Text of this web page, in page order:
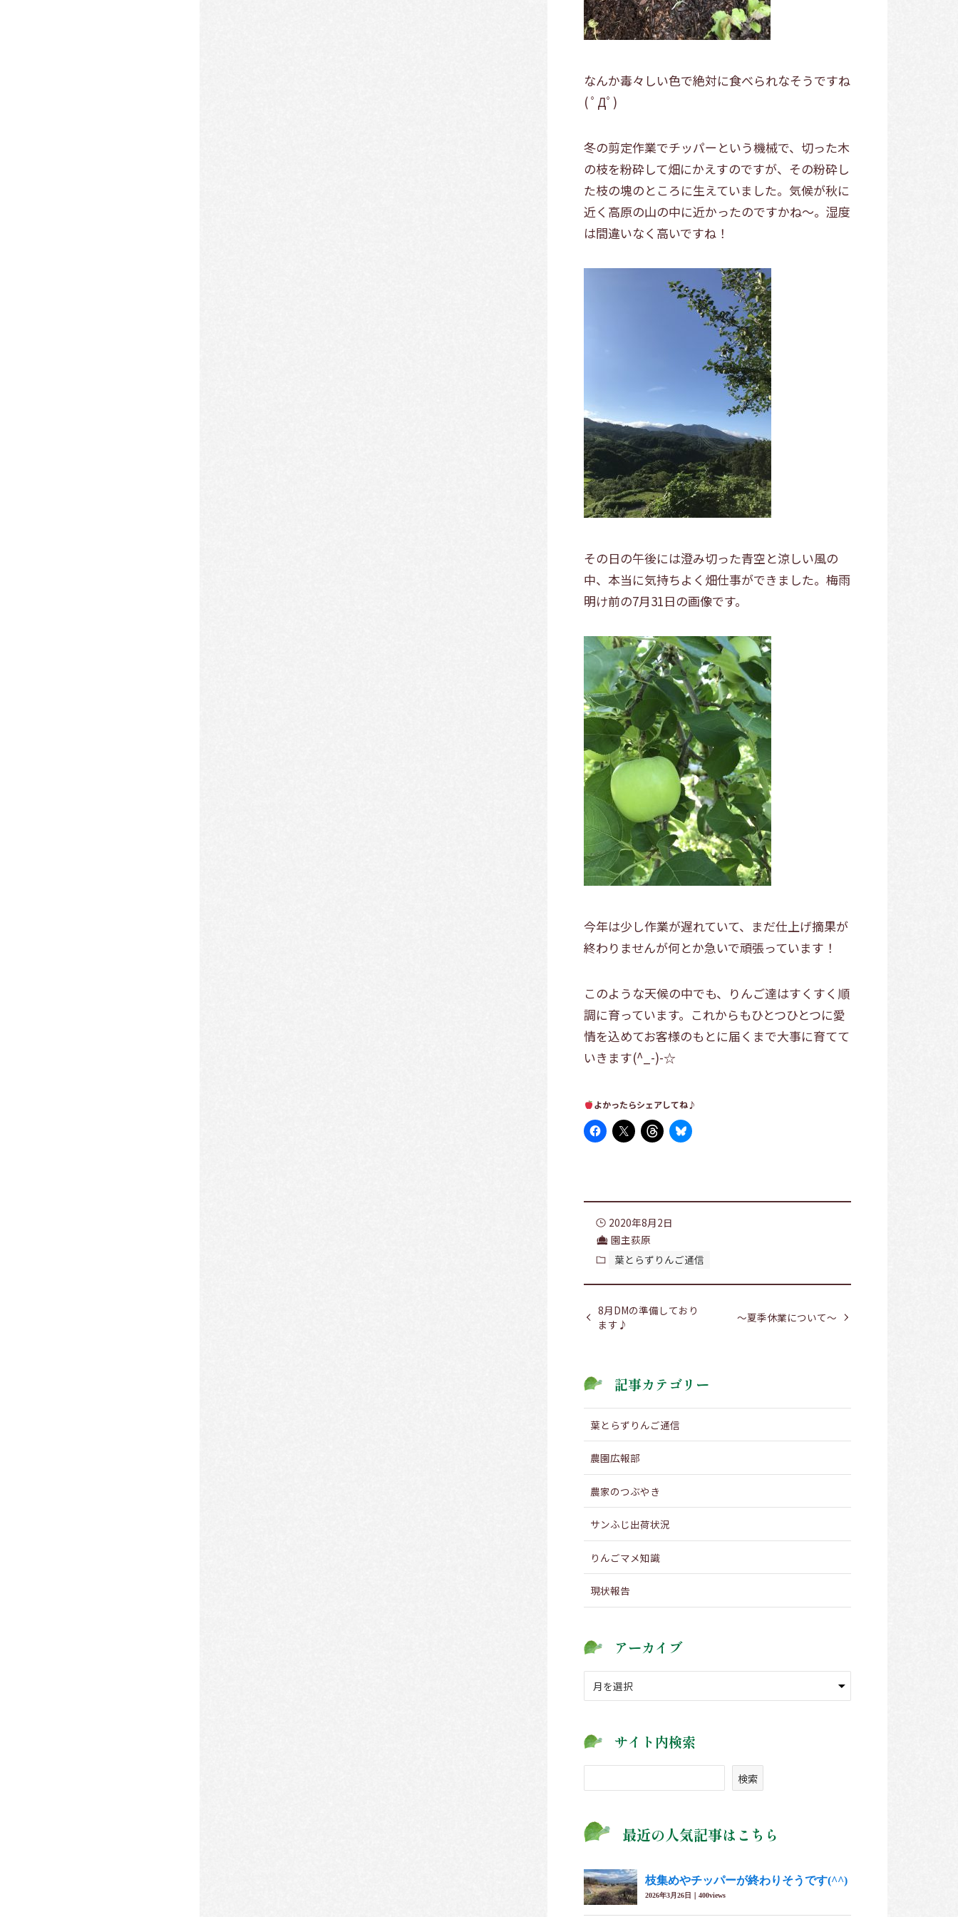
なんか毒々しい色で絶対に食べられなそうですね
( ﾟДﾟ)
冬の剪定作業でチッパーという機械で、切った木
の枝を粉砕して畑にかえすのですが、その粉砕し
た枝の塊のところに生えていました。気候が秋に
近く高原の山の中に近かったのですかね～。湿度
は間違いなく高いですね！
その日の午後には澄み切った青空と涼しい風の
中、本当に気持ちよく畑仕事ができました。梅雨
明け前の7月31日の画像です。
今年は少し作業が遅れていて、まだ仕上げ摘果が
終わりませんが何とか急いで頑張っています！
このような天候の中でも、りんご達はすくすく順
調に育っています。これからもひとつひとつに愛
情を込めてお客様のもとに届くまで大事に育てて
いきます(^_-)-☆
よかったらシェアしてね♪
2020年8月2日
園主荻原
葉とらずりんご通信
8月DMの準備しており
ます♪
～夏季休業について～
記事カテゴリー
葉とらずりんご通信
農園広報部
農家のつぶやき
サンふじ出荷状況
りんごマメ知識
現状報告
アーカイブ
ブ
サイト内検索
索
検索
最近の人気記事はこちら